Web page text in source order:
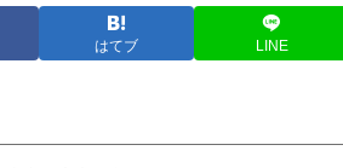
はてブ LINE